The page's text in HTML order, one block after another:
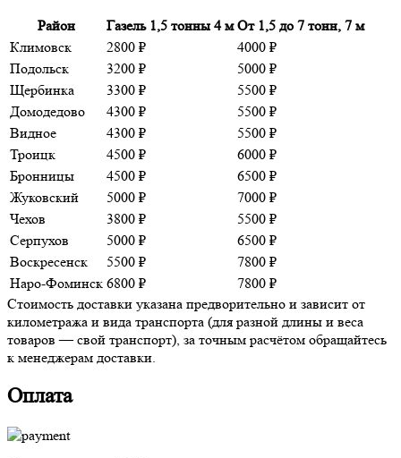
Район Газель 1,5 тонны 4 м От 1,5 до 7 тонн, 7 м
Климовск
2800 ₽
4000 ₽
Подольск
3200 ₽
5000 ₽
Щербинка
3300 ₽
5500 ₽
Домодедово
4300 ₽
5500 ₽
Видное
4300 ₽
5500 ₽
Троицк
4500 ₽
6000 ₽
Бронницы
4500 ₽
6500 ₽
Жуковский
5000 ₽
7000 ₽
Чехов
3800 ₽
5500 ₽
Серпухов
5000 ₽
6500 ₽
Воскресенск
5500 ₽
7800 ₽
Наро-Фоминск 6800 ₽
7800 ₽
Стоимость доставки указана предворительно и зависит от
километража и вида транспорта (для разной длины и веса
товаров — свой транспорт), за точным расчётом обращайтесь
к менеджерам доставки.
Оплата